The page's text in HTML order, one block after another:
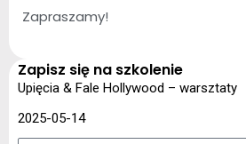
Zapraszamy!
Zapisz się na szkolenie
Upięcia & Fale Hollywood – warsztaty
2025-05-14